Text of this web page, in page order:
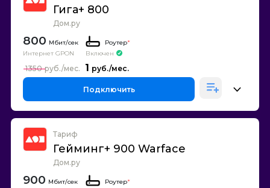
Гига+ 800
Дом.ру
800
Интернет GPON
Роутер*
Включен
1
1350
Подключить
Тариф
Гейминг+ 900 Warface
Дом.ру
900 Роутер*